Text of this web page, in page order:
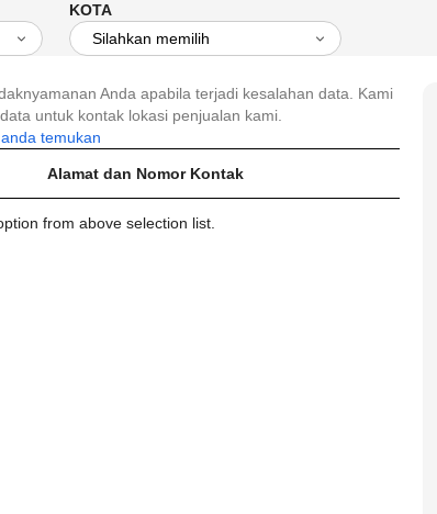
KOTA
Anda apabila terjadi kesalahan data. Kami
untuk kontak lokasi penjualan kami.
temukan
Alamat dan Nomor Kontak
from above selection list.